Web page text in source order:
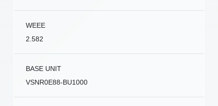
WEEE
2.582
BASE UNIT
VSNR0E88-BU1000